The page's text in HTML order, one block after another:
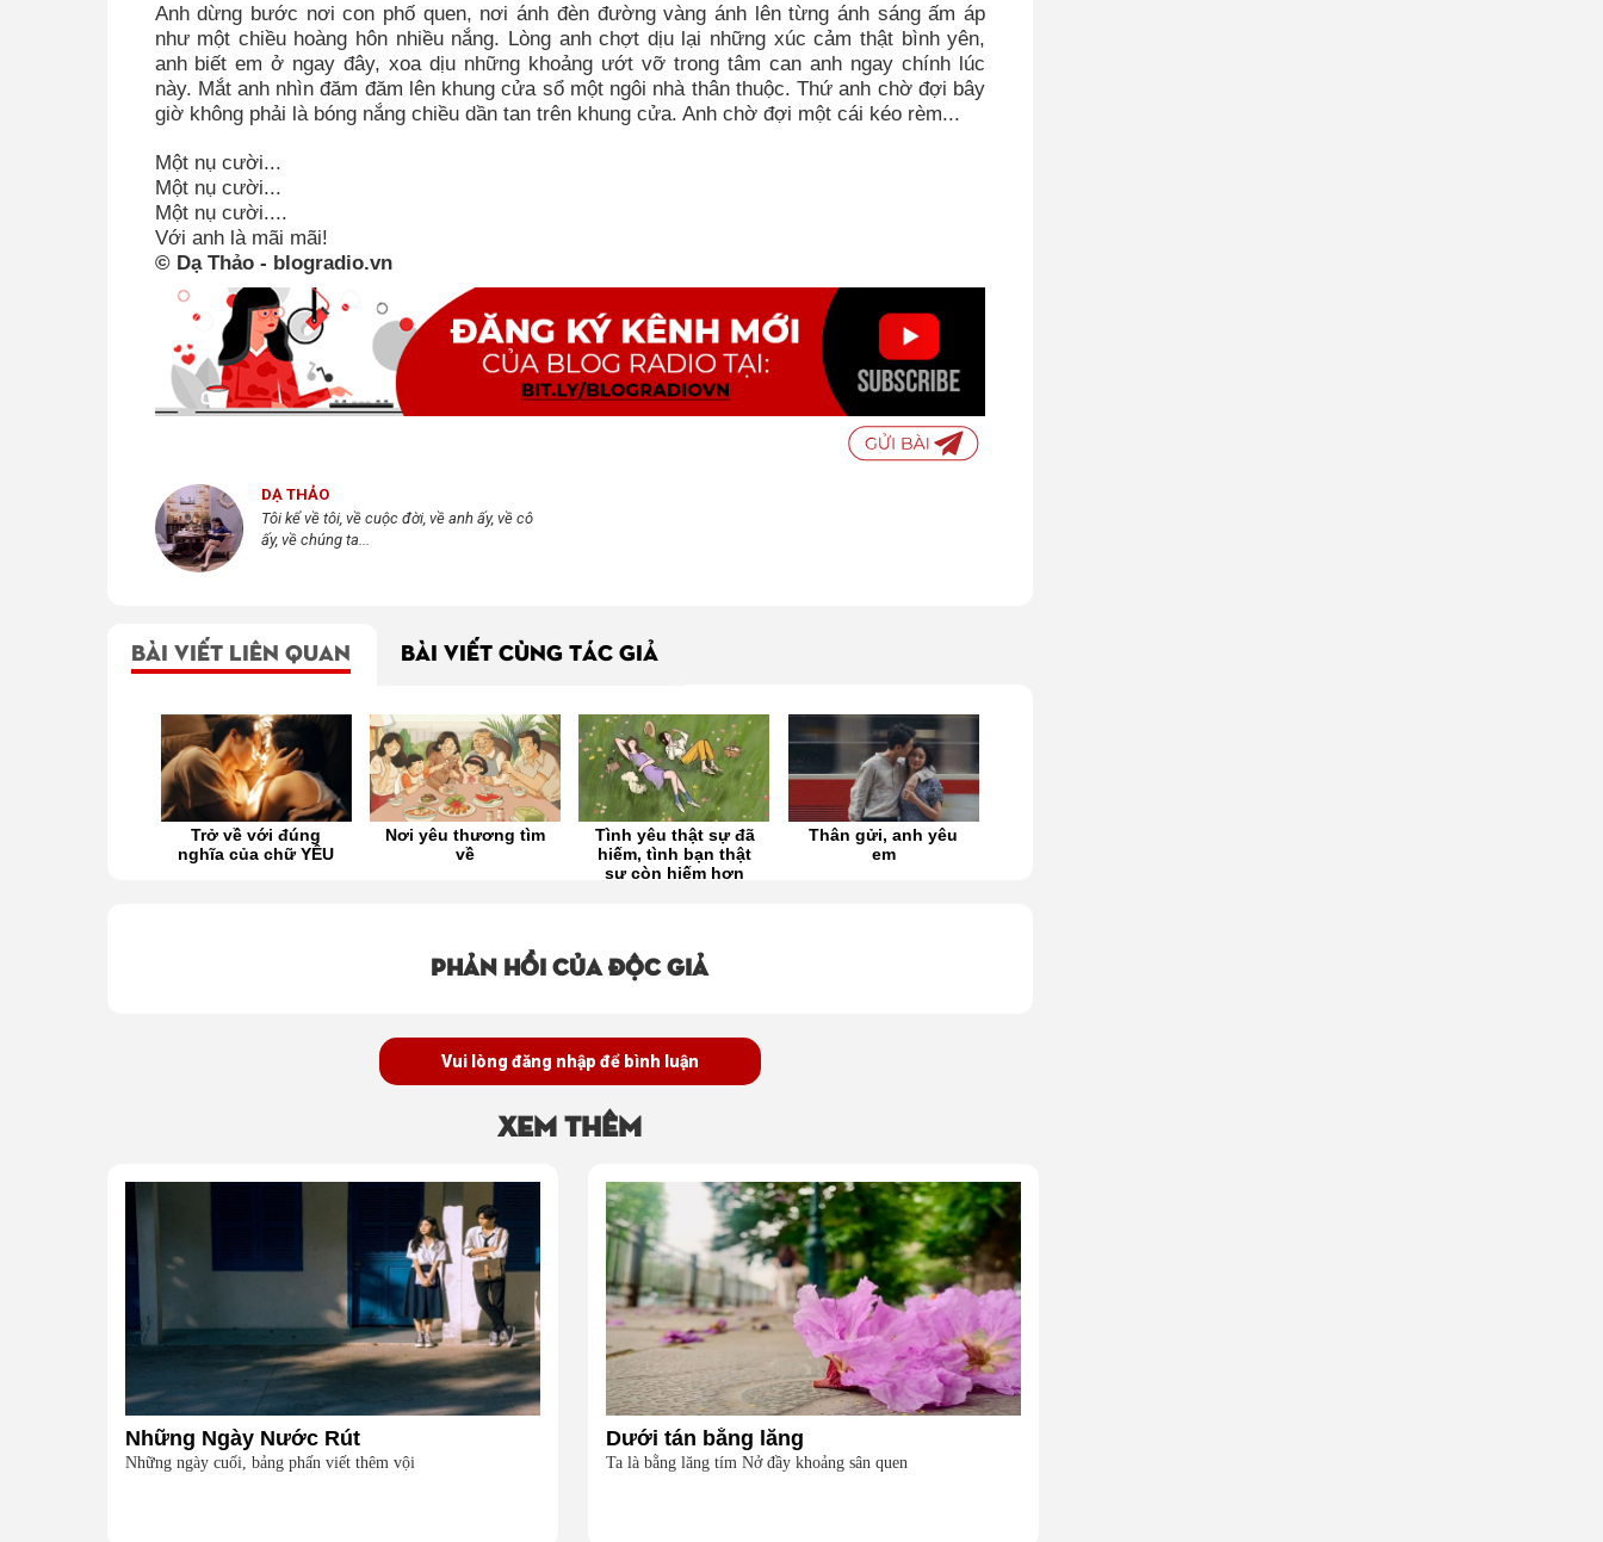
Anh dừng bước nơi con phố quen, nơi ánh đèn đường vàng ánh lên từng ánh sáng ấm áp
như một chiều hoàng hôn nhiều nắng. Lòng anh chợt dịu lại những xúc cảm thật bình yên,
anh biết em ở ngay đây, xoa dịu những khoảng ướt vỡ trong tâm can anh ngay chính lúc
này. Mắt anh nhìn đăm đăm lên khung cửa sổ một ngôi nhà thân thuộc. Thứ anh chờ đợi bây
giờ không phải là bóng nắng chiều dần tan trên khung cửa. Anh chờ đợi một cái kéo rèm...
Một nụ cười...
Một nụ cười...
Một nụ cười....
Với anh là mãi mãi!
© Dạ Thảo - blogradio.vn
DẠ THẢO
Tôi kể về tôi, về cuộc đời, về anh ấy, về cô
ấy, về chúng ta...
BÀI VIẾT LIÊN QUAN BÀI VIẾT CÙNG TÁC GIẢ
Nơi yêu thương tìm
về
Tình yêu thật sự đã
hiếm, tình bạn thật
Thân gửi, anh yêu
em
Trở về với đúng
nghĩa của chữ YÊU
Phản hồi của độc giả
Vui lòng đăng nhập để bình luận
Xem thêm
Những Ngày Nước Rút
Những ngày cuối, bảng phấn viết thêm vội
Dưới tán bằng lăng
Ta là bằng lăng tím Nở đầy khoảng sân quen